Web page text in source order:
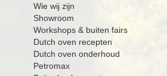
Wie wij zijn
Showroom
Workshops & buiten fairs
Dutch oven recepten
Dutch oven onderhoud
Petromax